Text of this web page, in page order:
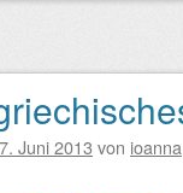
Juni 2013 von ioanna